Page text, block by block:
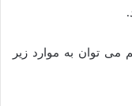
می توان به موارد زیر